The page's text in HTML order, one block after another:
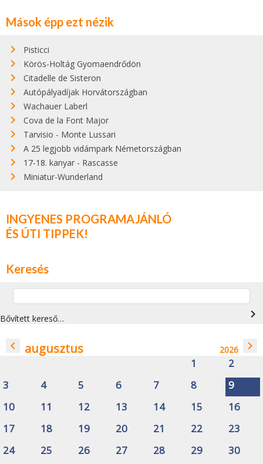
Mások épp ezt nézik
Pisticci
Körös-Holtág Gyomaendrődön
Citadelle de Sisteron
Autópályadíjak Horvátországban
Wachauer Laberl
Cova de la Font Major
Tarvisio - Monte Lussari
A 25 legjobb vidámpark Németországban
17-18. kanyar - Rascasse
Miniatur-Wunderland
INGYENES PROGRAMAJÁNLÓ
ÉS ÚTI TIPPEK!
Keresés
Bővített kereső… navigate_next
navigate_before augusztus 2026 navigate_next
1
2
3
4 5 6 7 8
9
10
11 12 13 14 15
16
17
18 19 20 21 22
23
24
25 26 27 28 29
30